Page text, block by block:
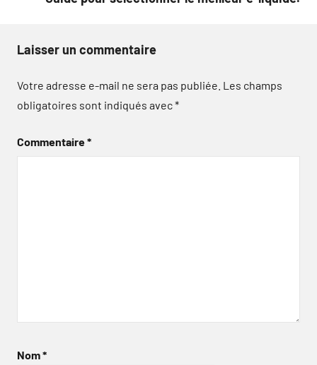
Laisser un commentaire
Votre adresse e-mail ne sera pas publiée. Les champs
obligatoires sont indiqués avec*
Commentaire*
Nom*